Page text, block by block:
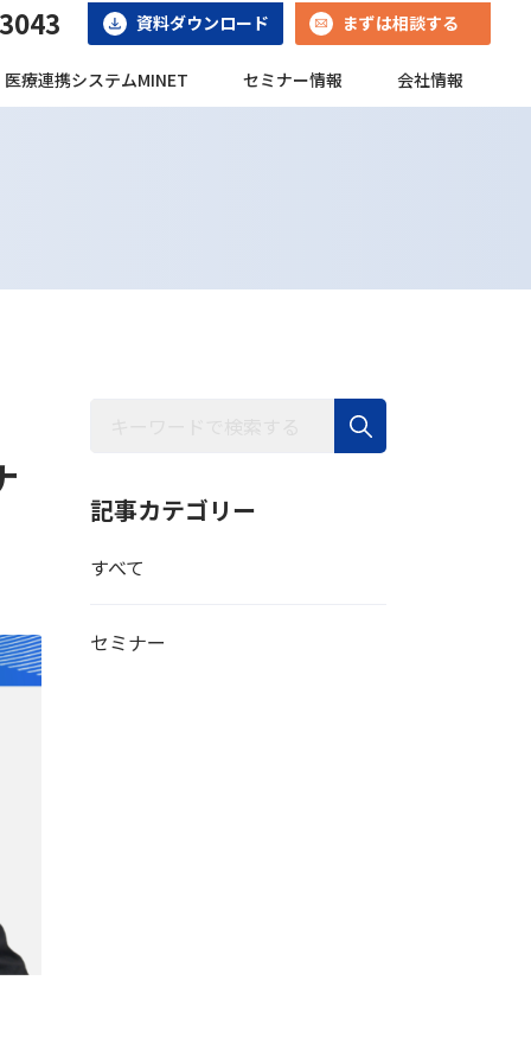
資料ダウンロード まずは相談する
医療連携システムMINET セミナー情報 会社情報
記事カテゴリー
すべて
セミナー